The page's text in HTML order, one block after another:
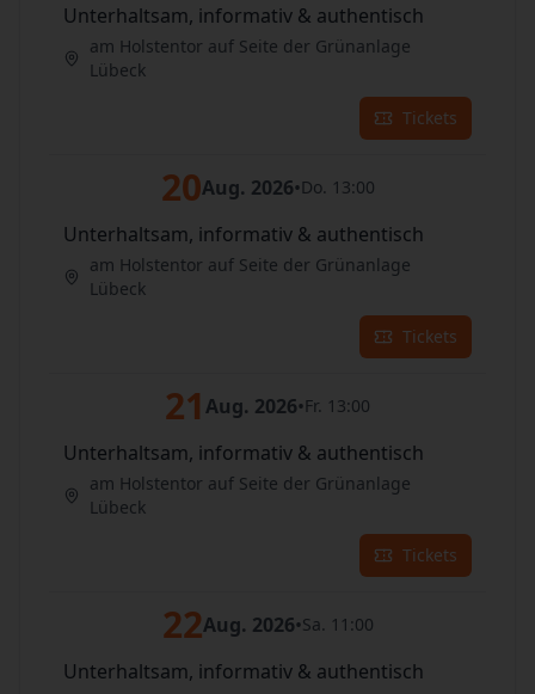
Unterhaltsam, informativ & authentisch
am Holstentor auf Seite der Grünanlage
Lübeck
Tickets
20Aug. 2026•Do. 13:00
Unterhaltsam, informativ & authentisch
am Holstentor auf Seite der Grünanlage
Lübeck
Tickets
21 Aug. 2026•Fr. 13:00
Unterhaltsam, informativ & authentisch
am Holstentor auf Seite der Grünanlage
Lübeck
Tickets
22Aug. 2026•Sa. 11:00
Unterhaltsam, informativ & authentisch